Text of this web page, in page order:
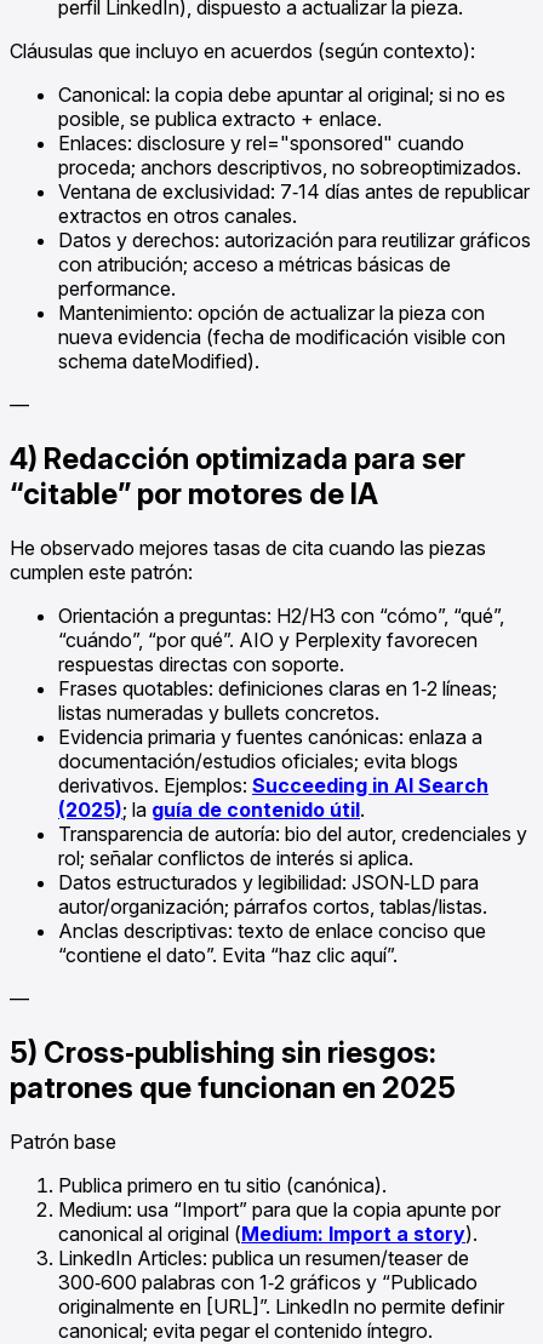
perfil LinkedIn), dispuesto a actualizar la pieza.
Cláusulas que incluyo en acuerdos (según contexto):
Canonical: la copia debe apuntar al original; si no es
posible, se publica extracto + enlace.
Enlaces: disclosure y rel="sponsored" cuando
proceda; anchors descriptivos, no sobreoptimizados.
Ventana de exclusividad: 7‑14 días antes de republicar
extractos en otros canales.
Datos y derechos: autorización para reutilizar gráficos
con atribución; acceso a métricas básicas de
performance.
Mantenimiento: opción de actualizar la pieza con
nueva evidencia (fecha de modificación visible con
schema dateModified).
—
4) Redacción optimizada para ser
“citable” por motores de IA
He observado mejores tasas de cita cuando las piezas
cumplen este patrón:
Orientación a preguntas: H2/H3 con “cómo”, “qué”,
“cuándo”, “por qué”. AIO y Perplexity favorecen
respuestas directas con soporte.
Frases quotables: definiciones claras en 1‑2 líneas;
listas numeradas y bullets concretos.
Evidencia primaria y fuentes canónicas: enlaza a
documentación/estudios oficiales; evita blogs
derivativos. Ejemplos: Succeeding in AI Search
(2025); la guía de contenido útil.
Transparencia de autoría: bio del autor, credenciales y
rol; señalar conflictos de interés si aplica.
Datos estructurados y legibilidad: JSON‑LD para
autor/organización; párrafos cortos, tablas/listas.
Anclas descriptivas: texto de enlace conciso que
“contiene el dato”. Evita “haz clic aquí”.
—
5) Cross‑publishing sin riesgos:
patrones que funcionan en 2025
Patrón base
Publica primero en tu sitio (canónica).
Medium: usa “Import” para que la copia apunte por
canonical al original (Medium: Import a story).
LinkedIn Articles: publica un resumen/teaser de
300‑600 palabras con 1‑2 gráficos y “Publicado
originalmente en [URL]”. LinkedIn no permite definir
canonical; evita pegar el contenido íntegro.